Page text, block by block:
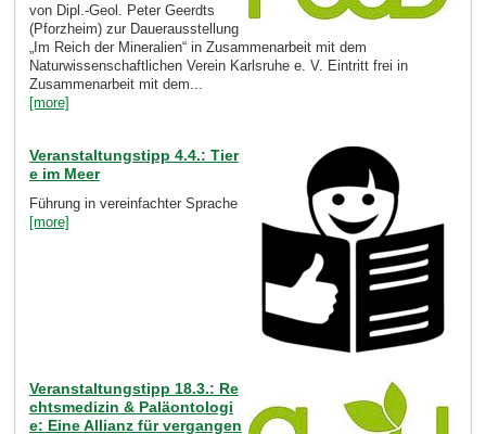
von Dipl.-Geol. Peter Geerdts
(Pforzheim) zur Dauerausstellung
„Im Reich der Mineralien“ in Zusammenarbeit mit dem
Naturwissenschaftlichen Verein Karlsruhe e. V. Eintritt frei in
Zusammenarbeit mit dem...
[more]
Veranstaltungstipp 4.4.: Tier
e im Meer
Führung in vereinfachter Sprache
[more]
Veranstaltungstipp 18.3.: Re
chtsmedizin & Paläontologi
e: Eine Allianz für vergangen